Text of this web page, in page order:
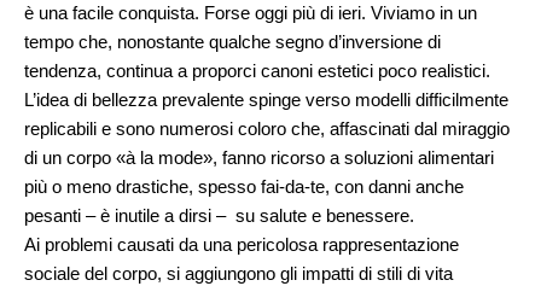
è una facile conquista. Forse oggi più di ieri. Viviamo in un
tempo che, nonostante qualche segno d’inversione di
tendenza, continua a proporci canoni estetici poco realistici.
L’idea di bellezza prevalente spinge verso modelli difficilmente
replicabili e sono numerosi coloro che, affascinati dal miraggio
di un corpo «à la mode», fanno ricorso a soluzioni alimentari
più o meno drastiche, spesso fai-da-te, con danni anche
pesanti – è inutile a dirsi – su salute e benessere.
Ai problemi causati da una pericolosa rappresentazione
sociale del corpo, si aggiungono gli impatti di stili di vita